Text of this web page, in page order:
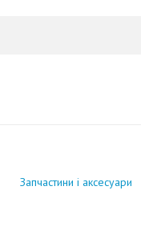
Запчастини і аксесуари